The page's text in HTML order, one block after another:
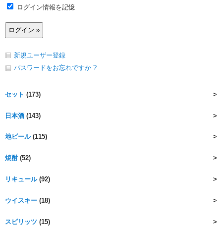
ログイン情報を記憶
新規ユーザー登録
パスワードをお忘れですか ?
セット (173)
日本酒 (143)
地ビール(115)
焼酎(52)
リキュール(92)
ウイスキー (18)
スピリッツ (15)